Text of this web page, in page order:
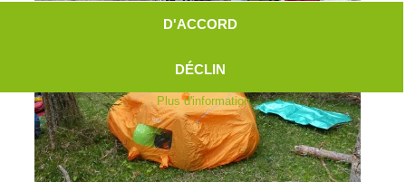
D'ACCORD
DÉCLIN
Plus d'information